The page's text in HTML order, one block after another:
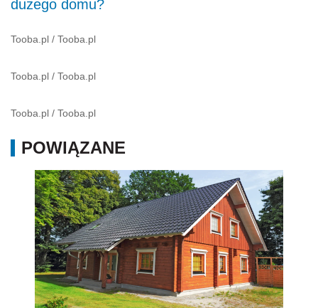
dużego domu?
Tooba.pl / Tooba.pl
Tooba.pl / Tooba.pl
Tooba.pl / Tooba.pl
POWIĄZANE